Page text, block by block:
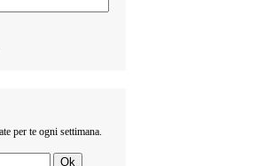
per te ogni settimana.